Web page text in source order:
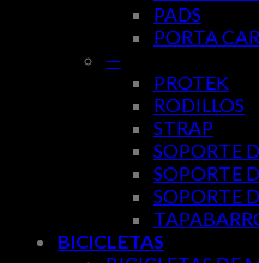
PADS
PORTA
—
PROTEK
RODILLOS
STRAP
SOPORTE
SOPORTE
SOPORTE
BICICLETAS